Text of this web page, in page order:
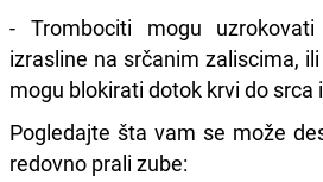
- Trombociti mogu
izrasline na srčanim zaliscima,
mogu blokirati dotok krvi do srca
Pogledajte šta vam se može
redovno prali zube: